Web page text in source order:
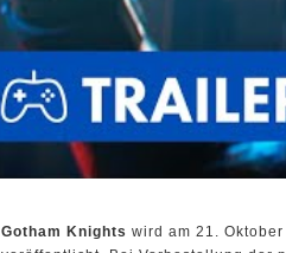
Gotham Knights wird am 21.